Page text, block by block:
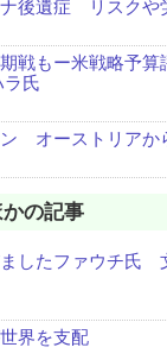
ナ後遺症 リスクや
戦もー米戦略予算
ラ氏
オーストリアか
の記事
したファウチ氏
界を支配